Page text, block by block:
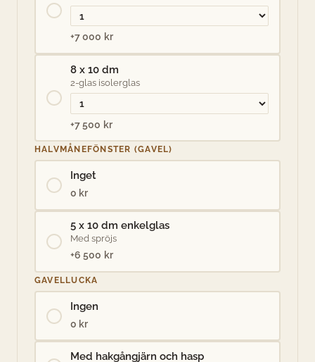
+7 000 kr
8 x 10 dm
2-glas isolerglas
+7 500 kr
HALVMÅNEFÖNSTER (GAVEL)
Inget
0 kr
5 x 10 dm enkelglas
Med spröjs
+6 500 kr
GAVELLUCKA
Ingen
0 kr
Med hakgångjärn och hasp